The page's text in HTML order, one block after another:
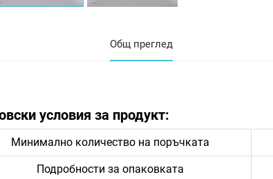
Общ преглед
условия за продукт:
Минимално количество на поръчката
Подробности за опаковката